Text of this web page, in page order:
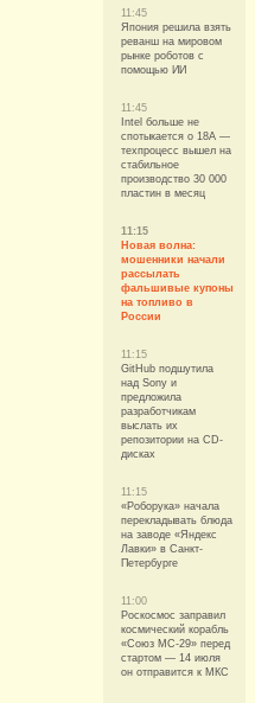
11:45
Япония решила взять
реванш на мировом
рынке роботов с
помощью ИИ
11:45
Intel больше не
спотыкается о 18A —
техпроцесс вышел на
стабильное
производство 30 000
пластин в месяц
11:15
Новая волна:
мошенники начали
рассылать
фальшивые купоны
на топливо в
России
11:15
GitHub подшутила
над Sony и
предложила
разработчикам
выслать их
репозитории на CD-
дисках
11:15
«Роборука» начала
перекладывать блюда
на заводе «Яндекс
Лавки» в Санкт-
Петербурге
11:00
Роскосмос заправил
космический корабль
«Союз МС-29» перед
стартом — 14 июля
он отправится к МКС